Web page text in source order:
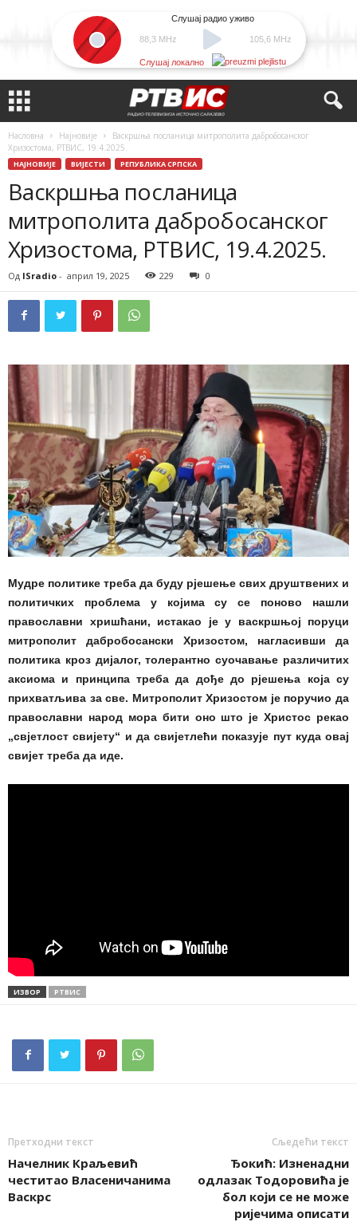
88,3 MHz
Слушај радио уживо
105,6 MHz
Слушај локално
Насловна Најновије
Васкршња посланица митрополита дабробосанског
Хризостома, РТВИС, 19.4.2025.
НАЈНОВИЈЕ ВИЈЕСТИ РЕПУБЛИКА СРПСКА
Васкршња посланица
митрополита дабробосанског
Хризостома, РТВИС, 19.4.2025.
Од ISradio - април 19, 2025 229 0
Мудре политике треба да буду рјешење свих друштвених и
политичких проблема у којима су се поново нашли
православни хришћани, истакао је у васкршњој поруци
митрополит дабробосански Хризостом, нагласивши да
политика кроз дијалог, толерантно суочавање различитих
аксиома и принципа треба да дође до рјешења која су
прихватљива за све. Митрополит Хризостом је поручио да
православни народ мора бити оно што је Христос рекао
„свјетлост свијету“ и да свијетлећи показује пут куда овај
свијет треба да иде.
ИЗВОР РТВИС
Претходни текст
Начелник Краљевић
честитао Власеничанима
Васкрс
Сљедећи текст
Ђокић: Изненадни
одлазак Тодоровића је
бол који се не може
ријечима описати